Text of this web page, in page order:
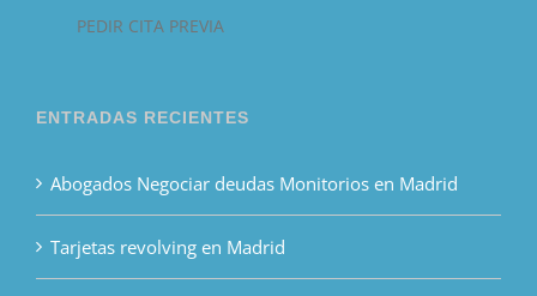
PEDIR CITA PREVIA
ENTRADAS RECIENTES
Abogados Negociar deudas Monitorios en Madrid
Tarjetas revolving en Madrid